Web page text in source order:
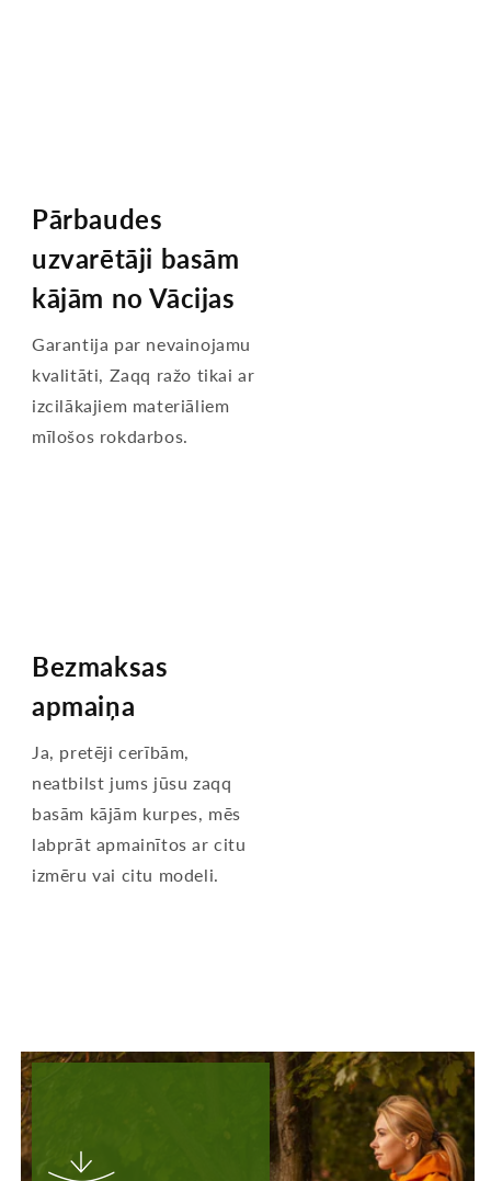
Pārbaudes
uzvarētāji basām
kājām no Vācijas
Garantija par nevainojamu
kvalitāti, Zaqq ražo tikai ar
izcilākajiem materiāliem
mīlošos rokdarbos.
Bezmaksas
apmaiņa
Ja, pretēji cerībām,
neatbilst jums jūsu zaqq
basām kājām kurpes, mēs
labprāt apmainītos ar citu
izmēru vai citu modeli.